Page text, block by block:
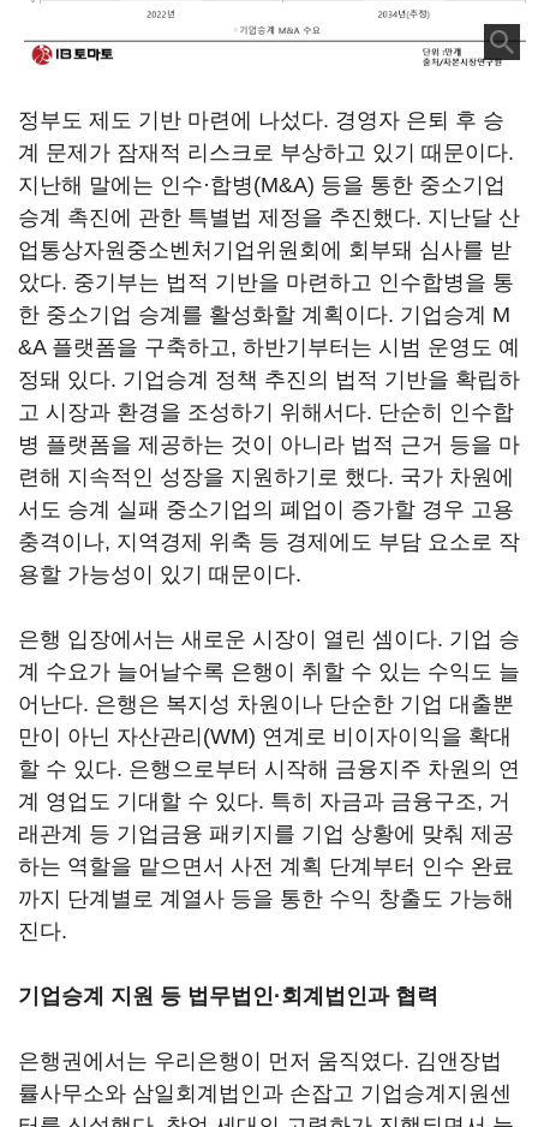
정부도 제도 기반 마련에 나섰다. 경영자 은퇴 후 승
계 문제가 잠재적 리스크로 부상하고 있기 때문이다.
지난해 말에는 인수·합병(M&A) 등을 통한 중소기업
승계 촉진에 관한 특별법 제정을 추진했다. 지난달 산
업통상자원중소벤처기업위원회에 회부돼 심사를 받
았다. 중기부는 법적 기반을 마련하고 인수합병을 통
한 중소기업 승계를 활성화할 계획이다. 기업승계 M
&A 플랫폼을 구축하고, 하반기부터는 시범 운영도 예
정돼 있다. 기업승계 정책 추진의 법적 기반을 확립하
고 시장과 환경을 조성하기 위해서다. 단순히 인수합
병 플랫폼을 제공하는 것이 아니라 법적 근거 등을 마
련해 지속적인 성장을 지원하기로 했다. 국가 차원에
서도 승계 실패 중소기업의 폐업이 증가할 경우 고용
충격이나, 지역경제 위축 등 경제에도 부담 요소로 작
용할 가능성이 있기 때문이다.
은행 입장에서는 새로운 시장이 열린 셈이다. 기업 승
계 수요가 늘어날수록 은행이 취할 수 있는 수익도 늘
어난다. 은행은 복지성 차원이나 단순한 기업 대출뿐
만이 아닌 자산관리(WM) 연계로 비이자이익을 확대
할 수 있다. 은행으로부터 시작해 금융지주 차원의 연
계 영업도 기대할 수 있다. 특히 자금과 금융구조, 거
래관계 등 기업금융 패키지를 기업 상황에 맞춰 제공
하는 역할을 맡으면서 사전 계획 단계부터 인수 완료
까지 단계별로 계열사 등을 통한 수익 창출도 가능해
진다.
기업승계 지원 등 법무법인·회계법인과 협력
은행권에서는 우리은행이 먼저 움직였다. 김앤장법
률사무소와 삼일회계법인과 손잡고 기업승계지원센